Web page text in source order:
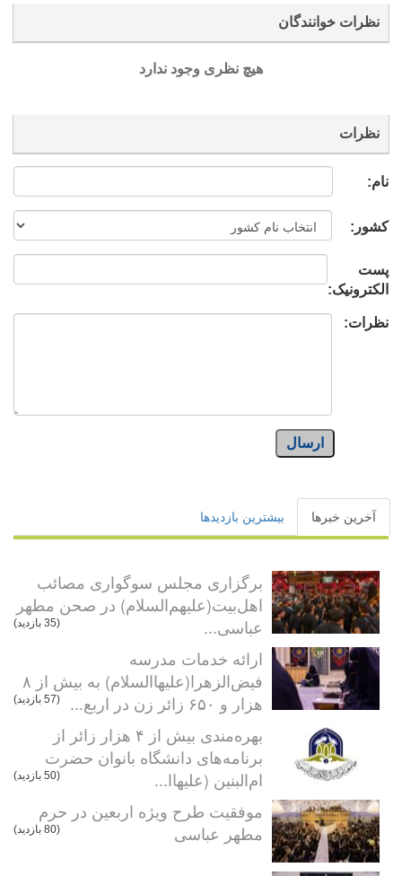
نظرات خوانندگان
هیچ نظری وجود ندارد
نظرات
نام:
کشور:
پست
الکترونیک:
نظرات:
ارسال
آخرین خبرها بیشترین بازدیدها
برگزاری مجلس سوگواری مصائب
اهل‌بیت(علیهم‌السلام) در صحن مطهر
عباسی...
(35 بازدید)
ارائه خدمات مدرسه
فیض‌الزهرا(علیهاالسلام) به بیش از ۸
هزار و ۶۵۰ زائر زن در اربع...
(57 بازدید)
بهره‌مندی بیش از ۴ هزار زائر از
برنامه‌های دانشگاه بانوان حضرت
ام‌البنین (علیهاا...
(50 بازدید)
موفقیت طرح ویژه اربعین در حرم
مطهر عباسی
(80 بازدید)